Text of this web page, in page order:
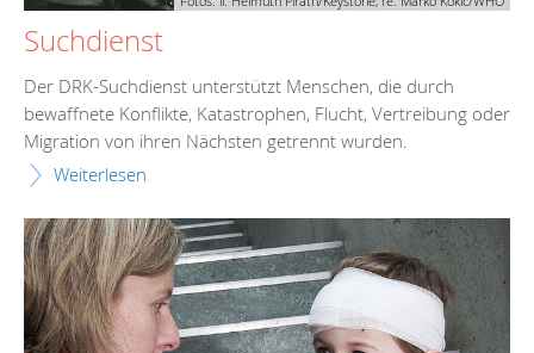
Suchdienst
Der DRK-Suchdienst unterstützt Menschen, die durch
bewaffnete Konflikte, Katastrophen, Flucht, Vertreibung oder
Migration von ihren Nächsten getrennt wurden.
Weiterlesen